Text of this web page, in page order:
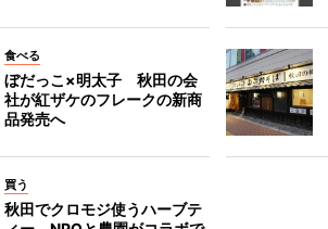
食べる
ぼだっこ×明太子 秋田の会
社が紅ザケのフレークの新商
品発売へ
買う
秋田でクロモジ使うハーブテ